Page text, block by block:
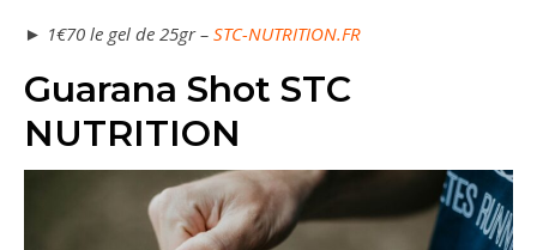
► 1€70 le gel de 25gr – STC-NUTRITION.FR
Guarana Shot STC
NUTRITION